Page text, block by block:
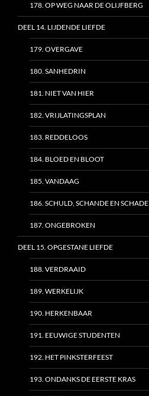
178. OP WEG NAAR DE OLIJFBERG
DEEL 14. LIJDENDE LIEFDE
179. OVERGAVE
180. SANHEDRIN
181. NIET VAN HIER
182. VRIJLATINGSPLAN
183. REDDELOOS
184. BLOED EN BLOOT
185. VANDAAG
186. SCHULD, SCHANDE EN SCHADE
187. ONGEBROKEN
DEEL 15. OPGESTANE LIEFDE
188. VERDRAAID
189. WERKELIJK
190. HERKENBAAR
191. EEUWIGE STUDENTEN
192. HET PINKSTERFEEST
193. ONDANKS DE EERSTE KRAS